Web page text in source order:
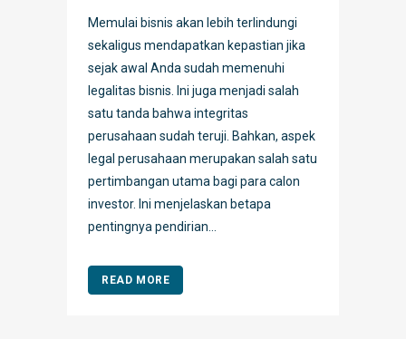
Memulai bisnis akan lebih terlindungi
sekaligus mendapatkan kepastian jika
sejak awal Anda sudah memenuhi
legalitas bisnis. Ini juga menjadi salah
satu tanda bahwa integritas
perusahaan sudah teruji. Bahkan, aspek
legal perusahaan merupakan salah satu
pertimbangan utama bagi para calon
investor. Ini menjelaskan betapa
pentingnya pendirian...
READ MORE